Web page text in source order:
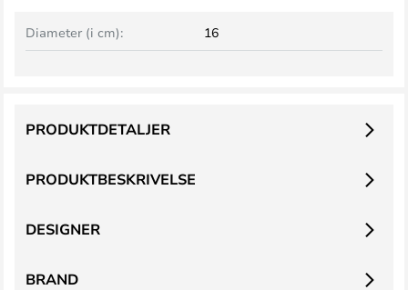
Diameter (i cm): 16
PRODUKTBESKRIVELSE
PRODUKTDETALJER
DESIGNER
BRAND